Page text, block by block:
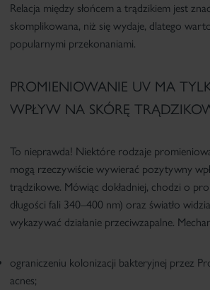
Relacja między słońcem a trądzikiem jest
skomplikowana, niż się wydaje, dlatego
popularnymi przekonaniami.
PROMIENIOWANIE UV MA
WPŁYW NA SKÓRĘ
To nieprawda! Niektóre rodzaje
mogą rzeczywiście wywierać pozytywny
trądzikowe. Mówiąc dokładniej, chodzi o
długości fali 340–400 nm) oraz światło
wykazywać działanie przeciwzapalne.
ograniczeniu kolonizacji bakteryjnej przez
acnes;